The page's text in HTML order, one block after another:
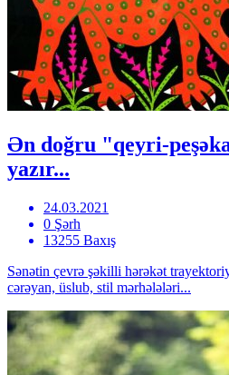
Ən doğru "qeyri-
yazır...
24.03.2021
0 Şərh
13255 Baxış
Sənətin çevrə şəkilli hərəkət
cərəyan, üslub, stil mərhələləri...